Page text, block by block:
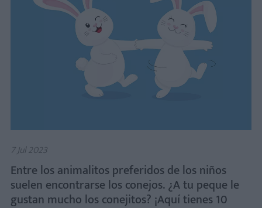
7 Jul 2023
Entre los animalitos preferidos de los niños
suelen encontrarse los conejos. ¿A tu peque le
gustan mucho los conejitos? ¡Aquí tienes 10